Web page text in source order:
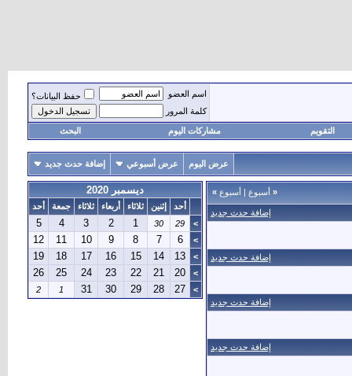
اسم العضو
حفظ البيانات؟
كلمة المرور
التقويم مشاركات اليوم البحث
عرض اليوم عرض أسبوعي إضافة حدث جديد
« أسبوع | أسبوع »
إضافة حدث جديد
إضافة حدث جديد
إضافة حدث جديد
إضافة حدث جديد
ديسمبر 2020
أحد إثنين ثلاثاء أربعاء ثلاثاء جمعة
أحد
>
29
30
1
2
3
4
5
>
6
7
8
9
10
11
12
>
13
14
15
16
17
18
19
>
20
21
22
23
24
25
26
>
27
28
29
30
31
1
2